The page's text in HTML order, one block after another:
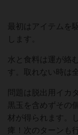
最初はアイテムを
します。
水と食料は運が絡
す。取れない時は
問題は脱出用イカ
黒玉を含めずその
材が得られます。
痺！次のターンも